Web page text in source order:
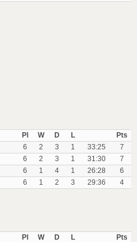
Pl
W D L
Pts
6 2 3 1 33:25
7
6 2 3 1 31:30
7
6 1 4 1 26:28
6
6 1 2 3 29:36 4
Pl
W D L
Pts